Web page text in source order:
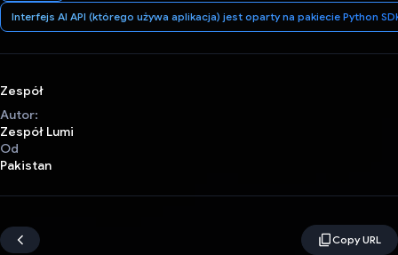
Interfejs AI API (którego używa aplikacja) jest oparty na pakiecie Python
Zespół
Autor:
Zespół Lumi
Od
Pakistan